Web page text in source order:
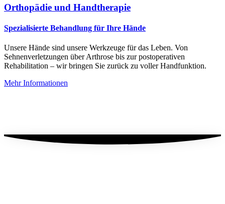
Orthopädie und Handtherapie
Spezialisierte Behandlung für Ihre Hände
Unsere Hände sind unsere Werkzeuge für das Leben. Von
Sehnenverletzungen über Arthrose bis zur postoperativen
Rehabilitation – wir bringen Sie zurück zu voller Handfunktion.
Mehr Informationen